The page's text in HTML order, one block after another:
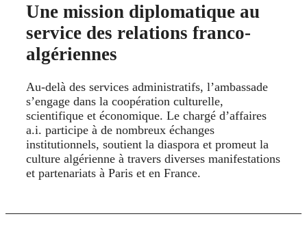
Une mission diplomatique au
service des relations franco-
algériennes
Au-delà des services administratifs, l’ambassade
s’engage dans la coopération culturelle,
scientifique et économique. Le chargé d’affaires
a.i. participe à de nombreux échanges
institutionnels, soutient la diaspora et promeut la
culture algérienne à travers diverses manifestations
et partenariats à Paris et en France.